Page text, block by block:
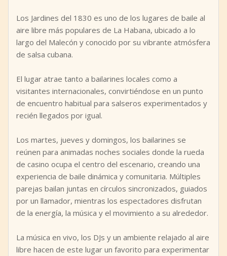
Los Jardines del 1830 es uno de los lugares de baile al
aire libre más populares de La Habana, ubicado a lo
largo del Malecón y conocido por su vibrante atmósfera
de salsa cubana.
El lugar atrae tanto a bailarines locales como a
visitantes internacionales, convirtiéndose en un punto
de encuentro habitual para salseros experimentados y
recién llegados por igual.
Los martes, jueves y domingos, los bailarines se
reúnen para animadas noches sociales donde la rueda
de casino ocupa el centro del escenario, creando una
experiencia de baile dinámica y comunitaria. Múltiples
parejas bailan juntas en círculos sincronizados, guiados
por un llamador, mientras los espectadores disfrutan
de la energía, la música y el movimiento a su alrededor.
La música en vivo, los DJs y un ambiente relajado al aire
libre hacen de este lugar un favorito para experimentar